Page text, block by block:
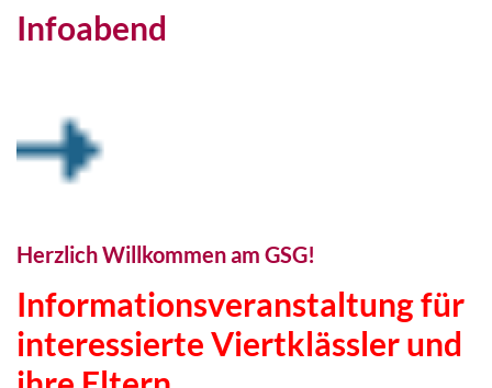
Infoabend
Herzlich Willkommen am GSG!
Informationsveranstaltung für
interessierte Viertklässler und